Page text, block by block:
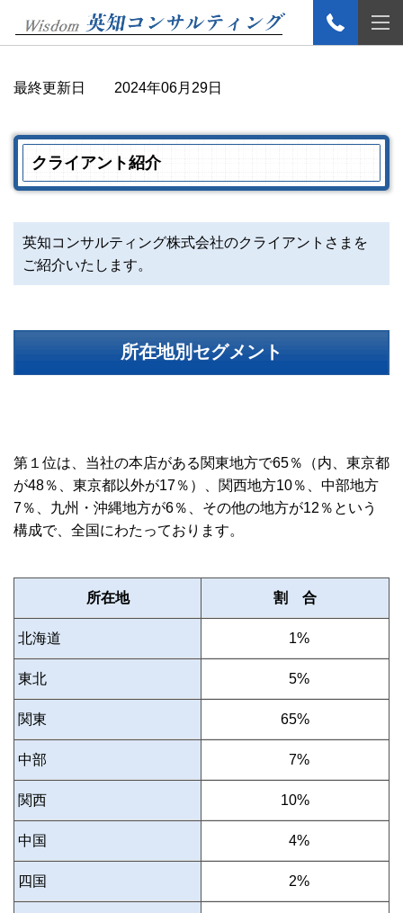
最終更新日 2024年06月29日
クライアント紹介
英知コンサルティング株式会社のクライアントさまを
ご紹介いたします。
所在地別セグメント
第１位は、当社の本店がある関東地方で65％（内、東京都
が48％、東京都以外が17％）、関西地方10％、中部地方
7％、九州・沖縄地方が6％、その他の地方が12％という
構成で、全国にわたっております。
所在地 割 合
北海道 1%
東北 5%
関東 65%
中部 7%
関西 10%
中国 4%
四国 2%